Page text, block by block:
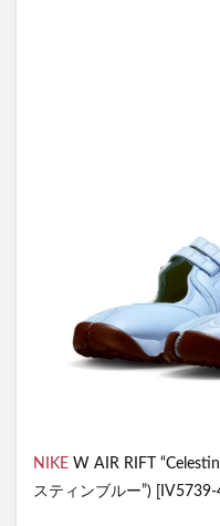
NIKE W AIR RIFT
スティンブルー”)